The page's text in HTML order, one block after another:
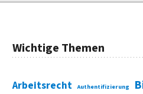
Wichtige Themen
Arbeitsrecht Authentifizierung